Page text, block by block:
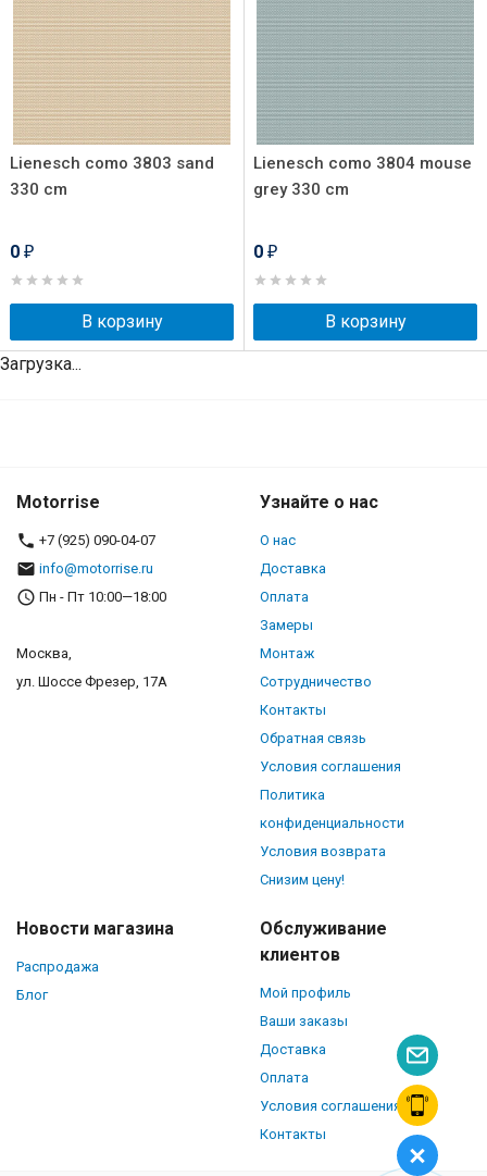
Lienesch como 3803 sand
330 cm
0 ₽
В корзину
Lienesch como 3804 mouse
grey 330 cm
0 ₽
В корзину
Загрузка...
Motorrise
+7 (925) 090-04-07
info@motorrise.ru
Пн - Пт 10:00—18:00
Москва,
ул. Шоссе Фрезер, 17А
Узнайте о нас
О нас
Доставка
Оплата
Замеры
Монтаж
Сотрудничество
Контакты
Обратная связь
Условия соглашения
Политика
конфиденциальности
Условия возврата
Снизим цену!
Новости магазина
Распродажа
Блог
Обслуживание
клиентов
Мой профиль
Ваши заказы
Доставка
Оплата
Условия соглашения
Контакты